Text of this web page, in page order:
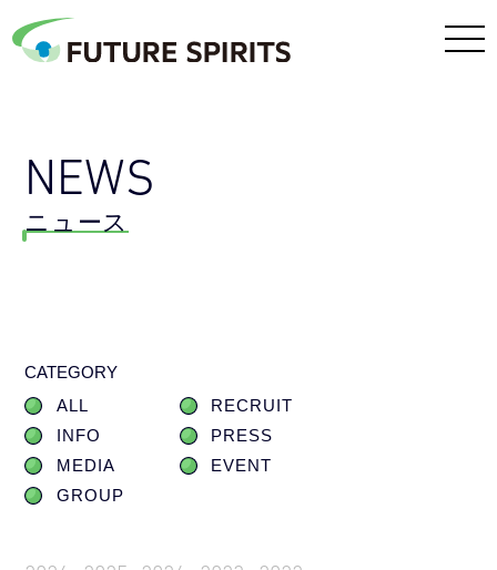
NEWS
ニュース
CATEGORY
ALL
RECRUIT
INFO
PRESS
MEDIA
EVENT
GROUP